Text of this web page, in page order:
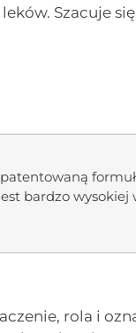
Szacuje
bardzo wysokiej
rola i